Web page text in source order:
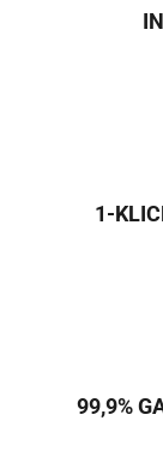
1-
99,9%